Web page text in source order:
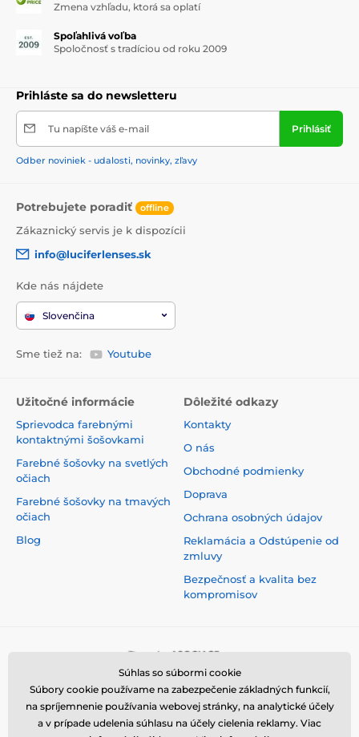
Zmena vzhľadu, ktorá sa oplatí
Spoľahlivá voľba
Spoločnosť s tradíciou od roku 2009
Prihláste sa do newsletteru
Tu napíšte váš e-mail Prihlásiť
Odber noviniek - udalosti, novinky, zľavy
Potrebujete poradiť offline
Zákaznický servis je k dispozícii
info@luciferlenses.sk
Kde nás nájdete
Slovenčina
Sme tiež na: Youtube
Užitočné informácie
Sprievodca farebnými
kontaktnými šošovkami
Farebné šošovky na svetlých
očiach
Farebné šošovky na tmavých
očiach
Blog
Dôležité odkazy
Kontakty
O nás
Obchodné podmienky
Doprava
Ochrana osobných údajov
Reklamácia a Odstúpenie od
zmluvy
Bezpečnosť a kvalita bez
kompromisov
Súhlas so súbormi cookie
Súbory cookie používame na zabezpečenie základných funkcií,
na spríjemnenie používania webovej stránky, na analytické účely
a v prípade udelenia súhlasu na účely cielenia reklamy. Viac